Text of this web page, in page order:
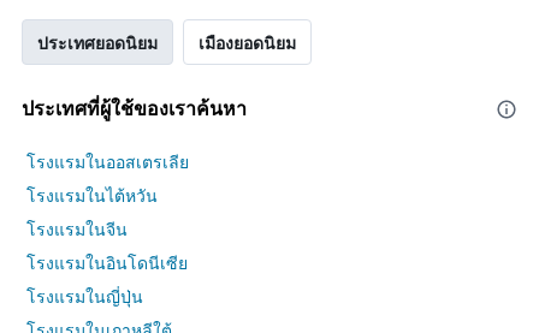
ประเทศยอดนิยม เมืองยอดนิยม
ประเทศที่ผู้ใช้ของเราค้นหา
โรงแรมในออสเตรเลีย
โรงแรมในไต้หวัน
โรงแรมในจีน
โรงแรมในอินโดนีเซีย
โรงแรมในญี่ปุ่น